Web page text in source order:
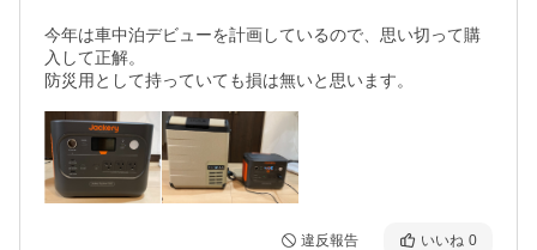
今年は車中泊デビューを計画しているので、思い切って購
入して正解。
防災用として持っていても損は無いと思います。
違反報告 いいね 0